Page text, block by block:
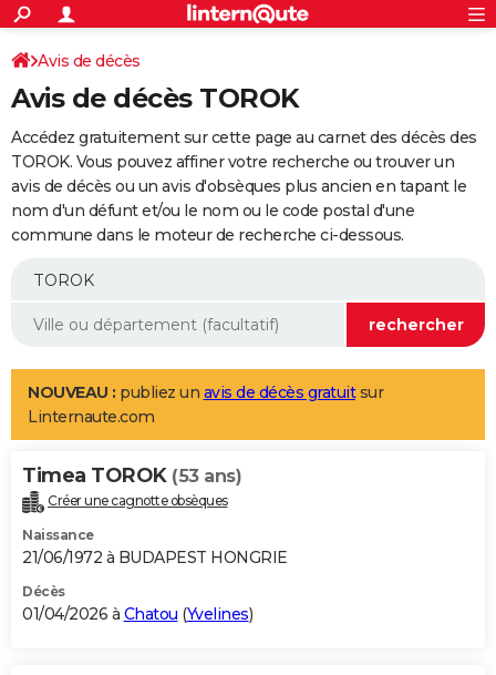
ACTUALITÉS
Politique
Société
Faits Divers
Education
Monde
Villes
+
SPORT
Coupe du monde 2026
Football
Tennis
Cyclisme
Rugby
Forum
Programme TV
TNT
Streaming
Cinéma
Sorties cinéma
Musique
+
FINANCE
Retraite
Epargne
Immobilier
Risques naturels par ville
Banque
Assurance
AUTO
Essais
Réserver un essai
Citadines
Berlines
SUV
Forum auto
+
Mobiles
Meilleur smartphone
Internet
Ordinateurs
Jeux vidéo
Guide high-tech
Aménagement intérieur
LIFESTYLE
Art de vivre
Bien-être
Loisirs
Mode
Modes de vie
Alimentation
Guide de la santé
Maladies
Médicaments
Sommeil
VOYAGE
Destinations
City break
Voyage nature
Voyage de noces
Forum
Climat
+PHOTO
GUIDES D'ACHAT
BONS PLANS
Avis de décès
Avis de décès TOROK
Accédez gratuitement sur cette page au carnet des décès des
TOROK. Vous pouvez affiner votre recherche ou trouver un
avis de décès ou un avis d'obsèques plus ancien en tapant le
nom d'un défunt et/ou le nom ou le code postal d'une
commune dans le moteur de recherche ci-dessous.
NOUVEAU : publiez un avis de décès gratuitsur
Linternaute.com
Timea TOROK (53 ans)
Créer une cagnotte obsèques
Naissance
21/06/1972 à BUDAPEST HONGRIE
Décès
01/04/2026 à Chatou (Yvelines)